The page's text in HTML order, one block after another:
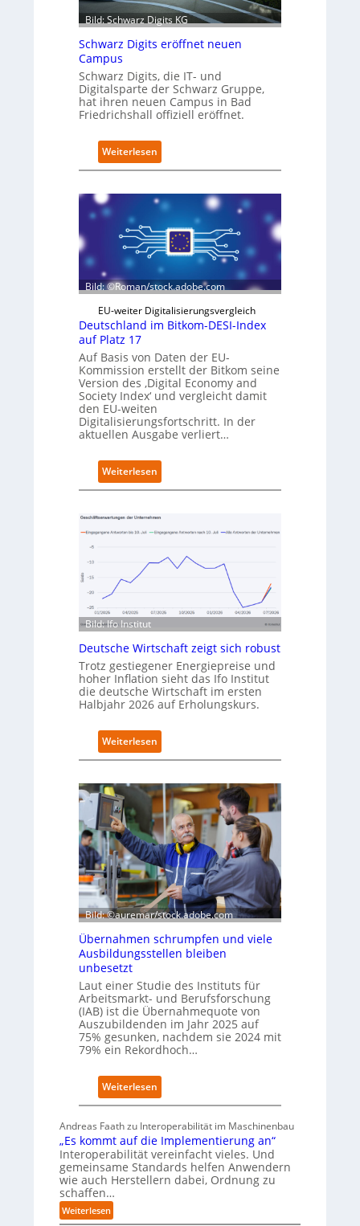
D
a
s
a
u
e
i
t
g
r
e
r
Bild: Schwarz Digits KG
Schwarz Digits eröffnet neuen
Campus
Schwarz Digits, die IT- und
Digitalsparte der Schwarz Gruppe,
hat ihren neuen Campus in Bad
Friedrichshall offiziell eröffnet.
Weiterlesen
S
h
w
r
z
D
i
g
i
t
e
r
ö
f
n
e
e
s
Bild: ©Roman/stock.adobe.com
EU-weiter Digitalisierungsvergleich
Deutschland im Bitkom-DESI-Index
auf Platz 17
Auf Basis von Daten der EU-
Kommission erstellt der Bitkom seine
Version des ‚Digital Economy and
Society Index‘ und vergleicht damit
den EU-weiten
Digitalisierungsfortschritt. In der
aktuellen Ausgabe verliert…
Weiterlesen
D
u
t
c
n
d
i
B
i
t
o
-
E
S
I
-
I
n
d
e
x
a
u
f
P
a
t
z
7
Bild: Ifo Institut
Deutsche Wirtschaft zeigt sich robust
Trotz gestiegener Energiepreise und
hoher Inflation sieht das Ifo Institut
die deutsche Wirtschaft im ersten
Halbjahr 2026 auf Erholungskurs.
Weiterlesen
D
u
t
s
c
h
e
W
i
r
t
c
h
f
t
z
e
i
g
t
i
h
r
o
b
u
Bild: ©auremar/stock.adobe.com
Übernahmen schrumpfen und viele
Ausbildungsstellen bleiben
unbesetzt
Laut einer Studie des Instituts für
Arbeitsmarkt- und Berufsforschung
(IAB) ist die Übernahmequote von
Auszubildenden im Jahr 2025 auf
75% gesunken, nachdem sie 2024 mit
79% ein Rekordhoch…
Weiterlesen
Ü
e
r
n
a
h
Andreas Faath zu Interoperabilität im Maschinenbau
„Es kommt auf die Implementierung an“
Interoperabilität vereinfacht vieles. Und
gemeinsame Standards helfen Anwendern
wie auch Herstellern dabei, Ordnung zu
schaffen…
Weiterlesen:
„